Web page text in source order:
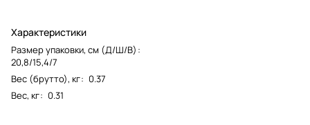
Характеристики
Размер упаковки, см (Д/Ш/В) :
20,8/15,4/7
Вес (брутто), кг: 0.37
Вес, кг: 0.31